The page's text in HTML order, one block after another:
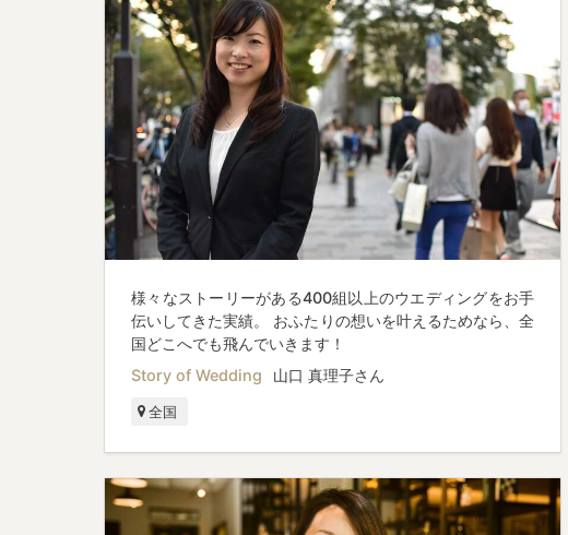
様々なストーリーがある400組以上のウエディングをお手
伝いしてきた実績。 おふたりの想いを叶えるためなら、全
国どこへでも飛んでいきます！
Story of Wedding
山口 真理子さん
全国